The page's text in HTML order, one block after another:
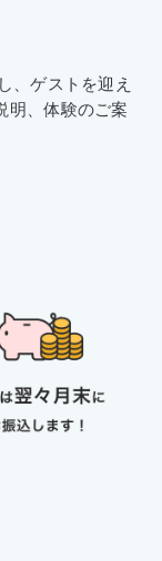
、ゲストを迎え
明、体験のご案